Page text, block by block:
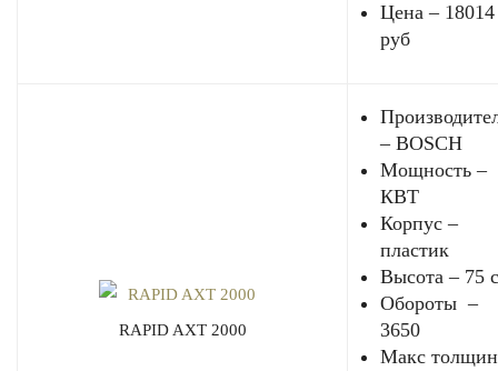
Цена – 18014
руб
RAPID AXT 2000
– BOSCH
Мощность –
КВТ
Корпус –
пластик
Высота – 75
Обороты –
3650
Макс